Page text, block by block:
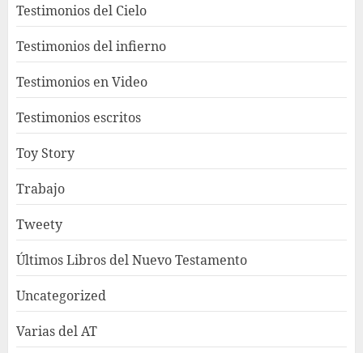
Testimonios del Cielo
Testimonios del infierno
Testimonios en Video
Testimonios escritos
Toy Story
Trabajo
Tweety
Últimos Libros del Nuevo Testamento
Uncategorized
Varias del AT